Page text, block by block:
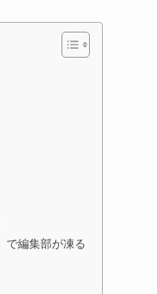
で編集部が凍る